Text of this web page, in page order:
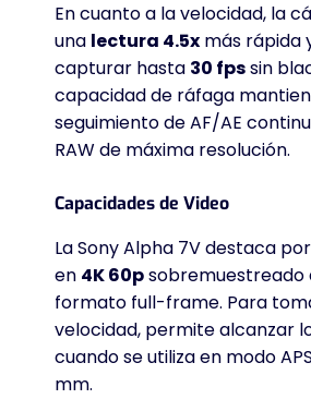
En cuanto a la velocidad, la
una lectura 4.5x más rápida
capturar hasta 30 fpssin
capacidad de ráfaga
seguimiento de AF/AE
RAW de máxima resolución.
Capacidades de Video
La Sony Alpha 7V destaca
en 4K 60psobremuestreado
formato full-frame. Para
velocidad, permite alcanzar
cuando se utiliza en modo
mm.